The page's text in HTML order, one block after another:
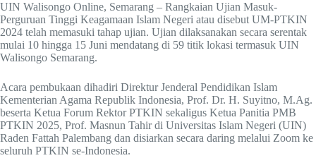
UIN Walisongo Online, Semarang – Rangkaian Ujian Masuk-
Perguruan Tinggi Keagamaan Islam Negeri atau disebut UM-PTKIN
2024 telah memasuki tahap ujian. Ujian dilaksanakan secara serentak
mulai 10 hingga 15 Juni mendatang di 59 titik lokasi termasuk UIN
Walisongo Semarang.
Acara pembukaan dihadiri Direktur Jenderal Pendidikan Islam
Kementerian Agama Republik Indonesia, Prof. Dr. H. Suyitno, M.Ag.
beserta Ketua Forum Rektor PTKIN sekaligus Ketua Panitia PMB
PTKIN 2025, Prof. Masnun Tahir di Universitas Islam Negeri (UIN)
Raden Fattah Palembang dan disiarkan secara daring melalui Zoom ke
seluruh PTKIN se-Indonesia.